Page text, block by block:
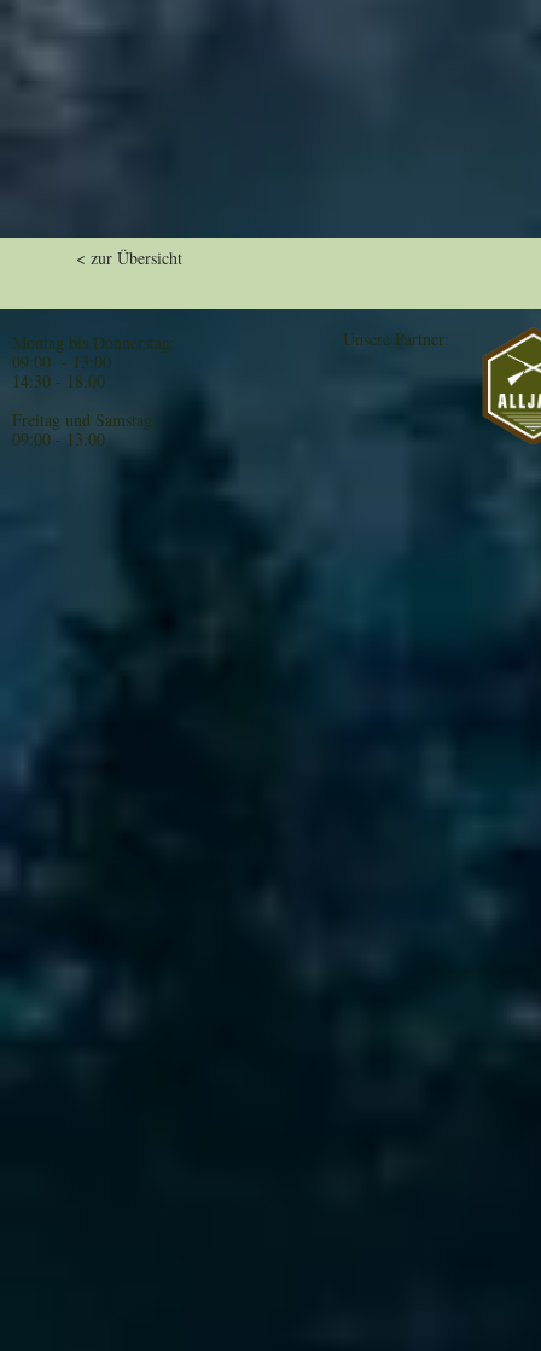
< zur Übersicht
Montag bis Donnerstag:
09:00 - 13:00
14:30 - 18:00
Freitag und Samstag:
09:00 - 13:00
Unsere Partner: